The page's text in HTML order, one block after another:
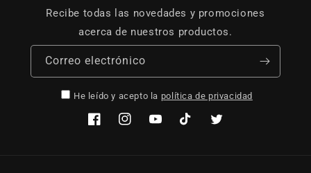
Recibe todas las novedades y promociones
acerca de nuestros productos.
Correo electrónico
He leído y acepto la política de privacidad
FacebookInstagramYouTubeTikTok Twitter